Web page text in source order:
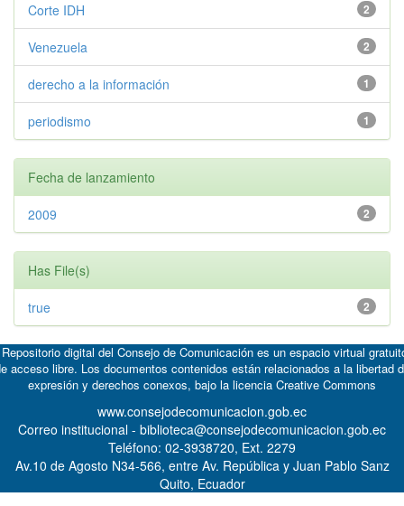
2
Corte IDH
2
Venezuela
1
derecho a la información
1
periodismo
Fecha de lanzamiento
2
2009
Has File(s)
2
true
digital del Consejo de Comunicación es un espacio virtual
acceso libre. Los documentos contenidos están relacionados a la libertad
expresión y derechos conexos, bajo la licencia Creative Commons
www.consejodecomunicacion.gob.ec
Correo institucional - biblioteca@consejodecomunicacion.gob.ec
Teléfono: 02-3938720, Ext. 2279
Av.10 de Agosto N34-566, entre Av. República y Juan Pablo Sanz
Quito, Ecuador